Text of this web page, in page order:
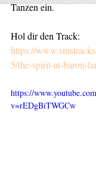
Tanzen ein.
Hol dir den Track:
https://
5/the-spirit-at-baron-
https://
v=rEDgBiTWGCw